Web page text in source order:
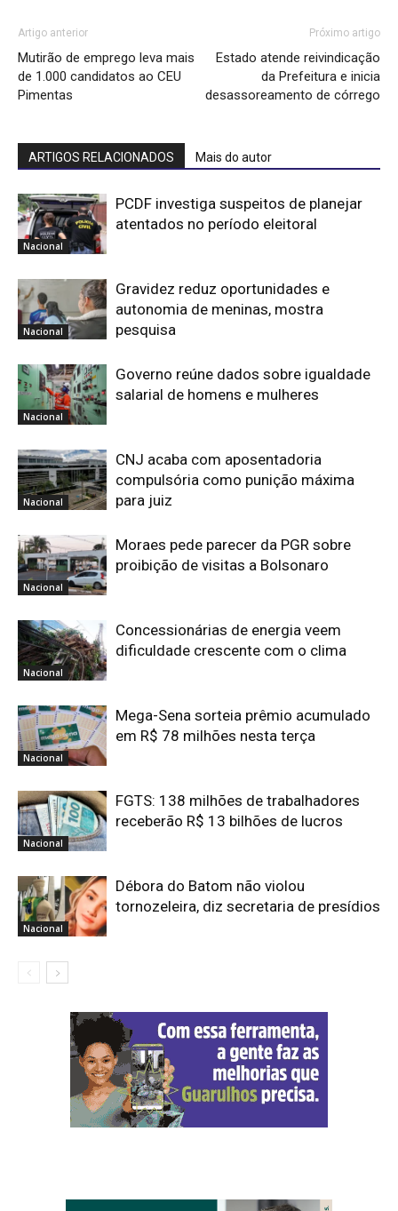
Artigo anterior
Mutirão de emprego leva mais
de 1.000 candidatos ao CEU
Pimentas
Próximo artigo
Estado atende reivindicação
da Prefeitura e inicia
desassoreamento de córrego
ARTIGOS RELACIONADOS Mais do autor
Nacional
PCDF investiga suspeitos de planejar
atentados no período eleitoral
Nacional
Gravidez reduz oportunidades e
autonomia de meninas, mostra
pesquisa
Nacional
Governo reúne dados sobre igualdade
salarial de homens e mulheres
Nacional
CNJ acaba com aposentadoria
compulsória como punição máxima
para juiz
Nacional
Moraes pede parecer da PGR sobre
proibição de visitas a Bolsonaro
Nacional
Concessionárias de energia veem
dificuldade crescente com o clima
Nacional
Mega-Sena sorteia prêmio acumulado
em R$ 78 milhões nesta terça
Nacional
FGTS: 138 milhões de trabalhadores
receberão R$ 13 bilhões de lucros
Nacional
Débora do Batom não violou
tornozeleira, diz secretaria de presídios